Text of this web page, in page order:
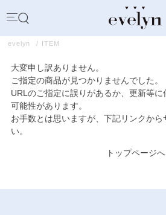
evelyn ITEM
大変申し訳ありません。
ご指定の商品が見つかりませんでした。
URLのご指定に誤りがあるか、更新等
可能性があります。
お手数とは思いますが、下記リンクから
い。
トップページへ